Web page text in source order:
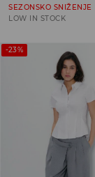
SEZONSKO SNIŽENJE
LOW IN STOCK
-23%